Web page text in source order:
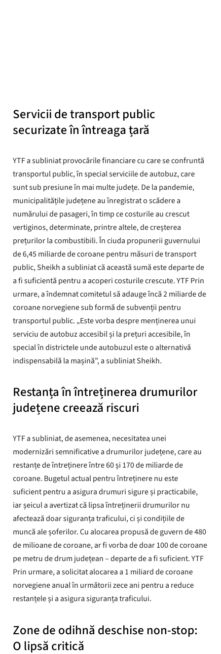
Servicii de transport public
securizate în întreaga țară
YTF a subliniat provocările financiare cu care se confruntă
transportul public, în special serviciile de autobuz, care
sunt sub presiune în mai multe județe. De la pandemie,
municipalitățile județene au înregistrat o scădere a
numărului de pasageri, în timp ce costurile au crescut
vertiginos, determinate, printre altele, de creșterea
prețurilor la combustibili. În ciuda propunerii guvernului
de 6,45 miliarde de coroane pentru măsuri de transport
public, Sheikh a subliniat că această sumă este departe de
a fi suficientă pentru a acoperi costurile crescute. YTF Prin
urmare, a îndemnat comitetul să adauge încă 2 miliarde de
coroane norvegiene sub formă de subvenții pentru
transportul public. „Este vorba despre menținerea unui
serviciu de autobuz accesibil și la prețuri accesibile, în
special în districtele unde autobuzul este o alternativă
indispensabilă la mașină”, a subliniat Sheikh.
Restanța în întreținerea drumurilor
județene creează riscuri
YTF a subliniat, de asemenea, necesitatea unei
modernizări semnificative a drumurilor județene, care au
restanțe de întreținere între 60 și 170 de miliarde de
coroane. Bugetul actual pentru întreținere nu este
suficient pentru a asigura drumuri sigure și practicabile,
iar șeicul a avertizat că lipsa întreținerii drumurilor nu
afectează doar siguranța traficului, ci și condițiile de
muncă ale șoferilor. Cu alocarea propusă de guvern de 480
de milioane de coroane, ar fi vorba de doar 100 de coroane
pe metru de drum județean – departe de a fi suficient. YTF
Prin urmare, a solicitat alocarea a 1 miliard de coroane
norvegiene anual în următorii zece ani pentru a reduce
restanțele și a asigura siguranța traficului.
Zone de odihnă deschise non-stop:
O lipsă critică